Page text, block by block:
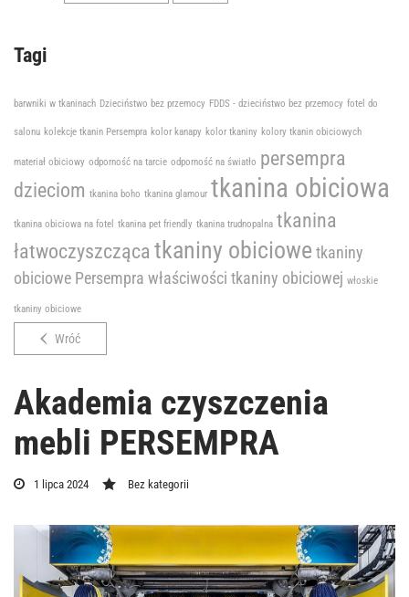
Tagi
barwniki w tkaninach Dzieciństwo bez przemocy FDDS - dzieciństwo bez przemocy fotel do
salonu kolekcje tkanin Persempra kolor kanapy kolor tkaniny kolory tkanin obiciowych
materiał obiciowy odporność na tarcie odporność na światło persempra
dzieciom tkanina boho tkanina glamour tkanina obiciowa
tkanina obiciowa na fotel tkanina pet friendly tkanina trudnopalna tkanina
łatwoczyszczącatkaniny obiciowe tkaniny
obiciowe Persempra właściwości tkaniny obiciowej włoskie
tkaniny obiciowe
Wróć
Akademia czyszczenia
mebli PERSEMPRA
1 lipca 2024 Bez kategorii